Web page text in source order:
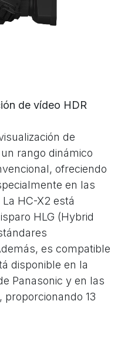
de vídeo HDR
de
rango dinámico
ofreciendo
en las
HC-X2 está
HLG (Hybrid
es compatible
disponible en la
Panasonic y en las
13